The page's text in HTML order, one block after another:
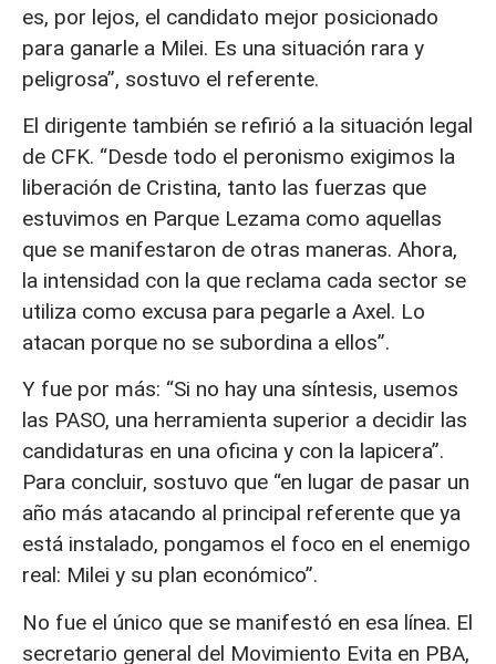
es, por lejos, el candidato mejor posicionado
para ganarle a Milei. Es una situación rara y
peligrosa”, sostuvo el referente.
El dirigente también se refirió a la situación legal
de CFK. “Desde todo el peronismo exigimos la
liberación de Cristina, tanto las fuerzas que
estuvimos en Parque Lezama como aquellas
que se manifestaron de otras maneras. Ahora,
la intensidad con la que reclama cada sector se
utiliza como excusa para pegarle a Axel. Lo
atacan porque no se subordina a ellos”.
Y fue por más: “Si no hay una síntesis, usemos
las PASO, una herramienta superior a decidir las
candidaturas en una oficina y con la lapicera”.
Para concluir, sostuvo que “en lugar de pasar un
año más atacando al principal referente que ya
está instalado, pongamos el foco en el enemigo
real: Milei y su plan económico”.
No fue el único que se manifestó en esa línea. El
secretario general del Movimiento Evita en PBA,